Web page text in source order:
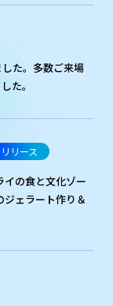
た。多数ご来場
た。
リリース
イの食と文化ゾー
ジェラート作り＆